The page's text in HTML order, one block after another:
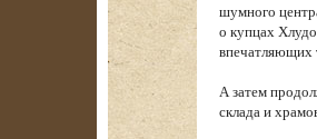
шумного
о купцах
впечатляющих
А затем
склада и